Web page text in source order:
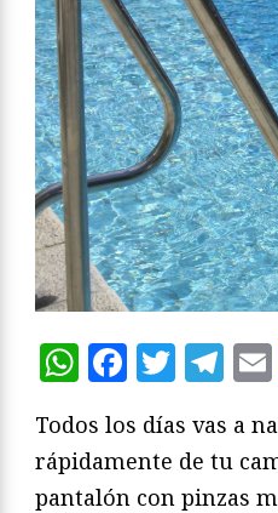
WhatsApp
Todos los días vas a
rápidamente de tu
pantalón con pinzas